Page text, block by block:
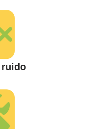
ruido